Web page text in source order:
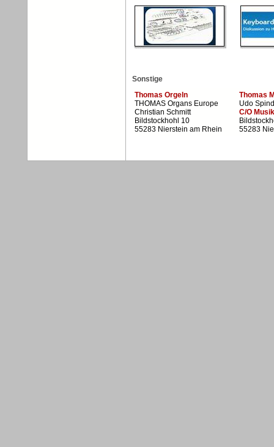
Sonstige
Thomas Orgeln
THOMAS Organs Europe
Christian Schmitt
Bildstockhohl 10
55283 Nierstein am Rhein
Thomas
Udo
C/O
55283